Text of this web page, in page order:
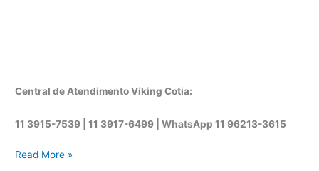
Central de Atendimento Viking Cotia:
11 3915-7539 | 11 3917-6499 |WhatsApp11 96213-3615
A
Read More »